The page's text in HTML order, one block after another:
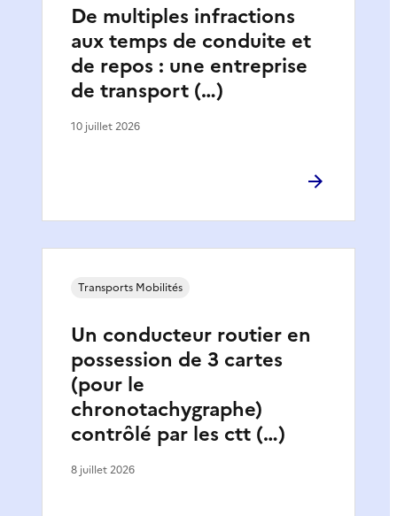
De multiples infractions
aux temps de conduite et
de repos : une entreprise
de transport (…)
10 juillet 2026
Un conducteur routier en
possession de 3 cartes
(pour le
chronotachygraphe)
contrôlé par les ctt (…)
Transports Mobilités
8 juillet 2026